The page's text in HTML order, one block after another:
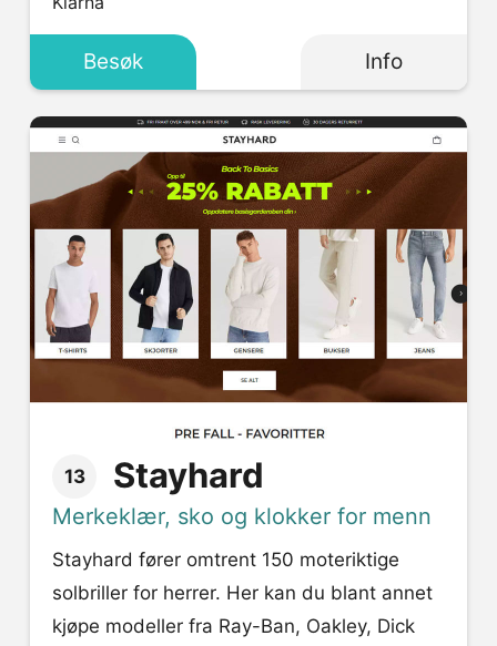
Besøk Info
13 Stayhard
Merkeklær, sko og klokker for menn
Stayhard fører omtrent 150 moteriktige
solbriller for herrer. Her kan du blant annet
kjøpe modeller fra Ray-Ban, Oakley, Dick